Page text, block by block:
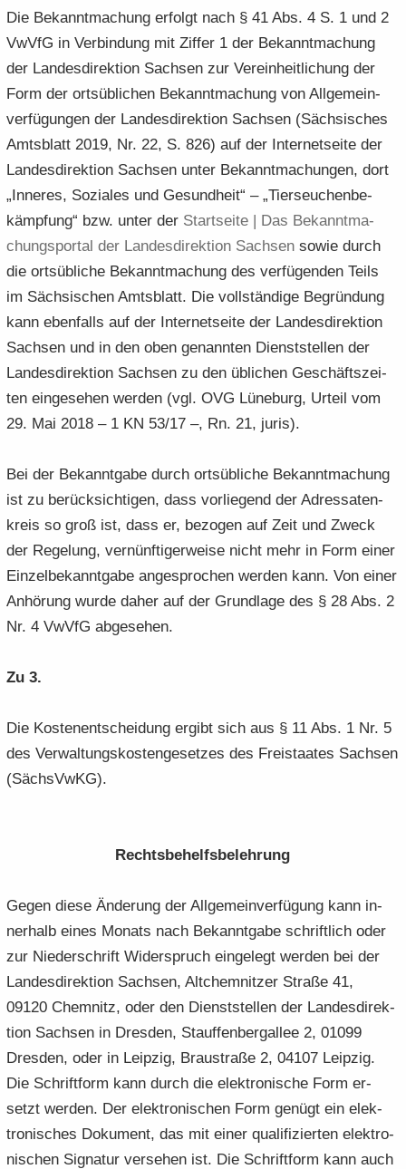
Die Be­kannt­ma­chung er­folgt nach § 41 Abs. 4 S. 1 und 2
VwVfG in Ver­bin­dung mit Zif­fer 1 der Be­kannt­ma­chung
der Lan­des­di­rek­ti­on Sach­sen zur Ver­ein­heit­li­chung der
Form der orts­üb­li­chen Be­kannt­ma­chung von All­ge­mein­
ver­fü­gun­gen der Lan­des­di­rek­ti­on Sach­sen (Säch­si­sches
Amts­blatt 2019, Nr. 22, S. 826) auf der In­ter­net­sei­te der
Lan­des­di­rek­ti­on Sach­sen unter Be­kannt­ma­chun­gen, dort
„In­ne­res, So­zia­les und Ge­sund­heit“ – „Tier­seu­chen­be­
kämp­fung“ bzw. unter der Start­sei­te | Das Be­kannt­ma­
chungs­por­tal der Lan­des­di­rek­ti­on Sach­sen sowie durch
die orts­üb­li­che Be­kannt­ma­chung des ver­fü­gen­den Teils
im Säch­si­schen Amts­blatt. Die voll­stän­di­ge Be­grün­dung
kann eben­falls auf der In­ter­net­sei­te der Lan­des­di­rek­ti­on
Sach­sen und in den oben ge­nann­ten Dienst­stel­len der
Lan­des­di­rek­ti­on Sach­sen zu den üb­li­chen Ge­schäfts­zei­
ten ein­ge­se­hen wer­den (vgl. OVG Lü­ne­burg, Ur­teil vom
29. Mai 2018 – 1 KN 53/17 –, Rn. 21, juris).
Bei der Be­kannt­ga­be durch orts­üb­li­che Be­kannt­ma­chung
ist zu be­rück­sich­ti­gen, dass vor­lie­gend der Adres­sa­ten­
kreis so groß ist, dass er, be­zo­gen auf Zeit und Zweck
der Re­ge­lung, ver­nünf­ti­ger­wei­se nicht mehr in Form einer
Ein­zel­be­kannt­ga­be an­ge­spro­chen wer­den kann. Von einer
An­hö­rung wurde daher auf der Grund­la­ge des § 28 Abs. 2
Nr. 4 VwVfG ab­ge­se­hen.
Zu 3.
Die Kos­ten­ent­schei­dung er­gibt sich aus § 11 Abs. 1 Nr. 5
des Ver­wal­tungs­kos­ten­ge­set­zes des Frei­staa­tes Sach­sen
(Sächs­VwKG).
Rechts­be­helfs­be­leh­rung
Gegen diese Än­de­rung der All­ge­mein­ver­fü­gung kann in­
ner­halb eines Mo­nats nach Be­kannt­ga­be schrift­lich oder
zur Nie­der­schrift Wi­der­spruch ein­ge­legt wer­den bei der
Lan­des­di­rek­ti­on Sach­sen, Alt­chem­nit­zer Stra­ße 41,
09120 Chem­nitz, oder den Dienst­stel­len der Lan­des­di­rek­
ti­on Sach­sen in Dres­den, Stauf­fen­berg­al­lee 2, 01099
Dres­den, oder in Leip­zig, Brau­stra­ße 2, 04107 Leip­zig.
Die Schrift­form kann durch die elek­tro­ni­sche Form er­
setzt wer­den. Der elek­tro­ni­schen Form ge­nügt ein elek­
tro­ni­sches Do­ku­ment, das mit einer qua­li­fi­zier­ten elek­tro­
ni­schen Si­gna­tur ver­se­hen ist. Die Schrift­form kann auch